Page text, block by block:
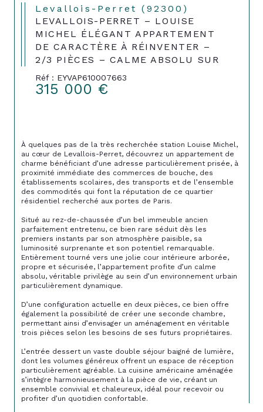
Levallois-Perret (92300)
LEVALLOIS-PERRET – LOUISE
MICHEL ÉLÉGANT APPARTEMENT
DE CARACTÈRE À RÉINVENTER –
2/3 PIÈCES – CALME ABSOLU SUR
Réf : EYVAP610007663
315 000 €
À quelques pas de la très recherchée station Louise Michel,
au cœur de Levallois-Perret, découvrez un appartement de
charme bénéficiant d’une adresse particulièrement prisée, à
proximité immédiate des commerces de bouche, des
établissements scolaires, des transports et de l’ensemble
des commodités qui font la réputation de ce quartier
résidentiel recherché aux portes de Paris.
Situé au rez-de-chaussée d’un bel immeuble ancien
parfaitement entretenu, ce bien rare séduit dès les
premiers instants par son atmosphère paisible, sa
luminosité surprenante et son potentiel remarquable.
Entièrement tourné vers une jolie cour intérieure arborée,
propre et sécurisée, l’appartement profite d’un calme
absolu, véritable privilège au sein d’un environnement urbain
particulièrement dynamique.
D’une configuration actuelle en deux pièces, ce bien offre
également la possibilité de créer une seconde chambre,
permettant ainsi d’envisager un aménagement en véritable
trois pièces selon les besoins de ses futurs propriétaires.
L’entrée dessert un vaste double séjour baigné de lumière,
dont les volumes généreux offrent un espace de réception
particulièrement agréable. La cuisine américaine aménagée
s’intègre harmonieusement à la pièce de vie, créant un
ensemble convivial et chaleureux, idéal pour recevoir ou
profiter d’un quotidien confortable.